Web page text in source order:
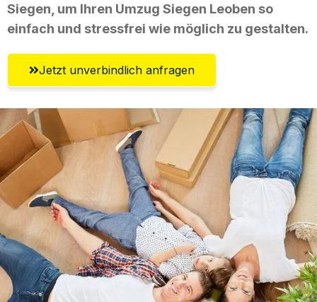
Siegen, um Ihren Umzug Siegen Leoben so
einfach und stressfrei wie möglich zu gestalten.
Jetzt unverbindlich anfragen